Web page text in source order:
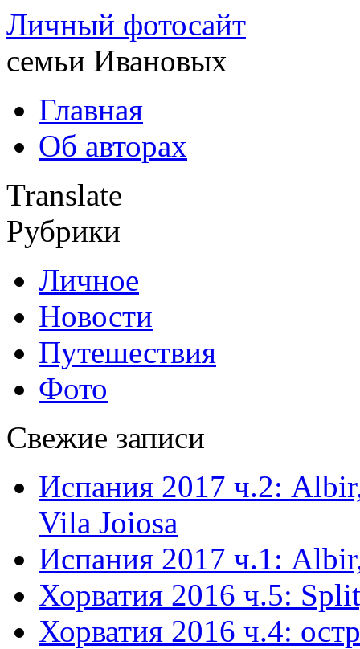
Личный фотосайт
семьи Ивановых
Главная
Об авторах
Translate
Рубрики
Личное
Новости
Путешествия
Фото
Свежие записи
Испания 2017 ч.2:
Vila Joiosa
Испания 2017 ч.1:
Хорватия 2016 ч.5:
Хорватия 2016 ч.4: